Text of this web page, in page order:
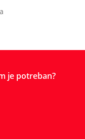
je potreban?